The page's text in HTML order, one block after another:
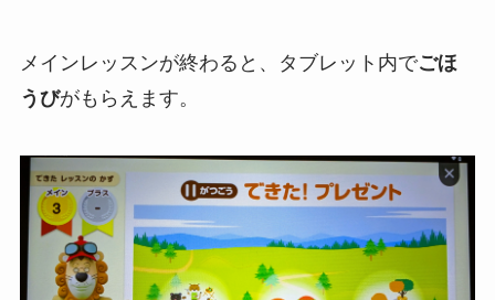
メインレッスンが終わると、タブレット内でごほ
うびがもらえます。